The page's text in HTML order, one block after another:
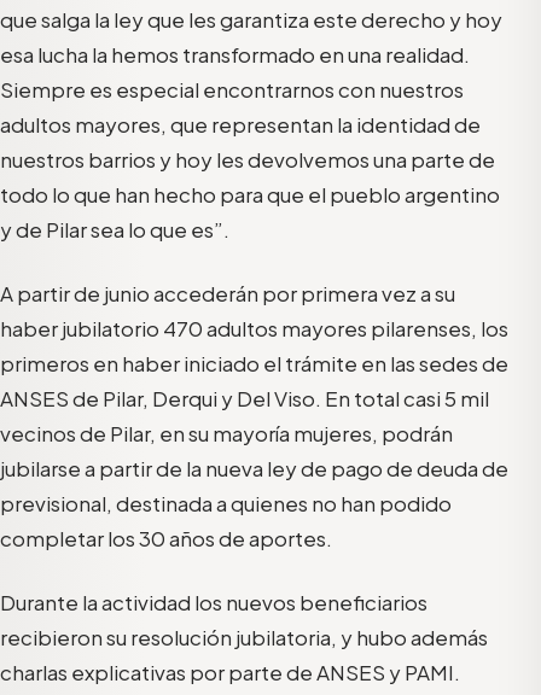
que salga la ley que les garantiza este derecho y hoy
esa lucha la hemos transformado en una realidad.
Siempre es especial encontrarnos con nuestros
adultos mayores, que representan la identidad de
nuestros barrios y hoy les devolvemos una parte de
todo lo que han hecho para que el pueblo argentino
y de Pilar sea lo que es”.
A partir de junio accederán por primera vez a su
haber jubilatorio 470 adultos mayores pilarenses, los
primeros en haber iniciado el trámite en las sedes de
ANSES de Pilar, Derqui y Del Viso. En total casi 5 mil
vecinos de Pilar, en su mayoría mujeres, podrán
jubilarse a partir de la nueva ley de pago de deuda de
previsional, destinada a quienes no han podido
completar los 30 años de aportes.
Durante la actividad los nuevos beneficiarios
recibieron su resolución jubilatoria, y hubo además
charlas explicativas por parte de ANSES y PAMI.